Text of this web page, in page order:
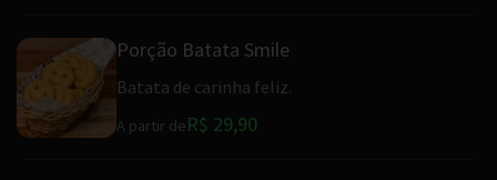
Porção Batata Smile
Batata de carinha feliz.
A partir deR$ 29,90